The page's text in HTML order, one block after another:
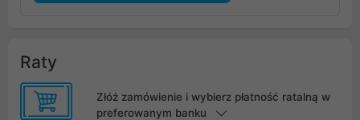
Raty
Złóż zamówienie i wybierz płatność ratalną w
preferowanym banku